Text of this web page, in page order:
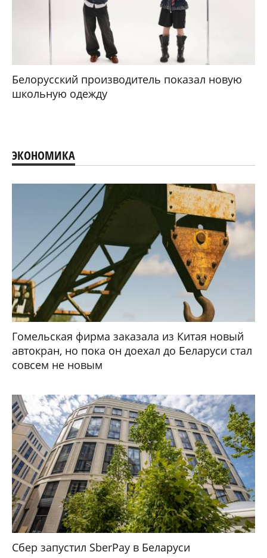
Белорусский производитель показал новую
школьную одежду
ЭКОНОМИКА
Гомельская фирма заказала из Китая новый
автокран, но пока он доехал до Беларуси стал
совсем не новым
Сбер запустил SberPay в Беларуси